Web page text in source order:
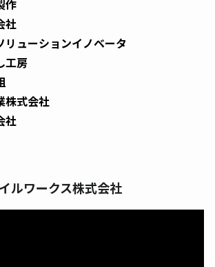
作
社
リューションイノベータ
工房
株式会社
社
ルワークス株式会社